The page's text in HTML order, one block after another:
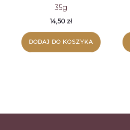
35g
14,50 zł
DODAJ DO KOSZYKA